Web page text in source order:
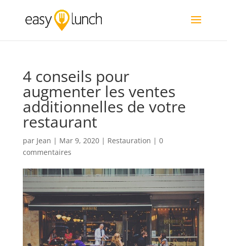
4 conseils pour
augmenter les ventes
additionnelles de votre
restaurant
par Jean | Mar 9, 2020| Restauration | 0
commentaires